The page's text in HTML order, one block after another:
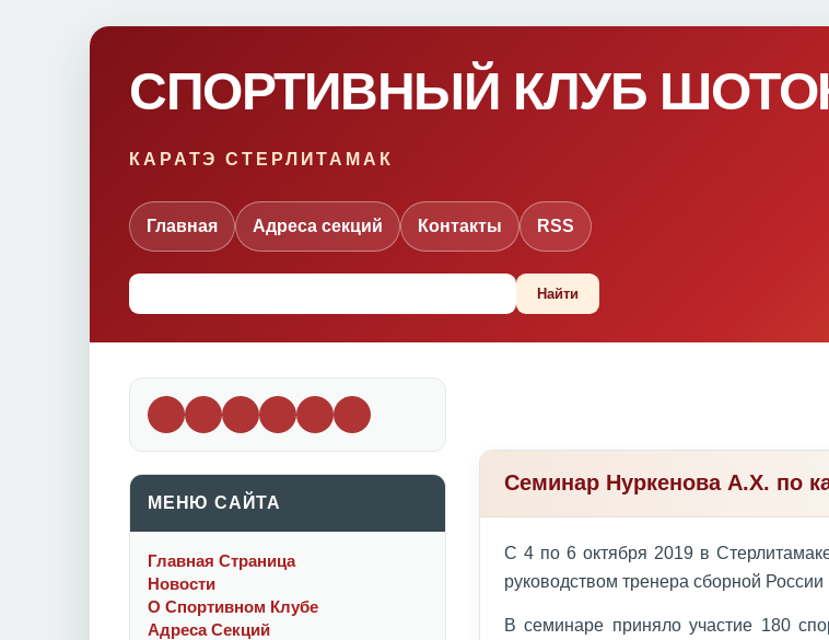
СПОРТИВНЫЙ КЛУБ
КАРАТЭ СТЕРЛИТАМАК
Главная Адреса секций Контакты RSS
МЕНЮ САЙТА
Главная Cтраница
Новости
О Спортивном Клубе
Адреса Секций
Семинар Нуркенова А.Х. по
С 4 по 6 октября 2019 в
руководством тренера сборной
В семинаре приняло участие 180